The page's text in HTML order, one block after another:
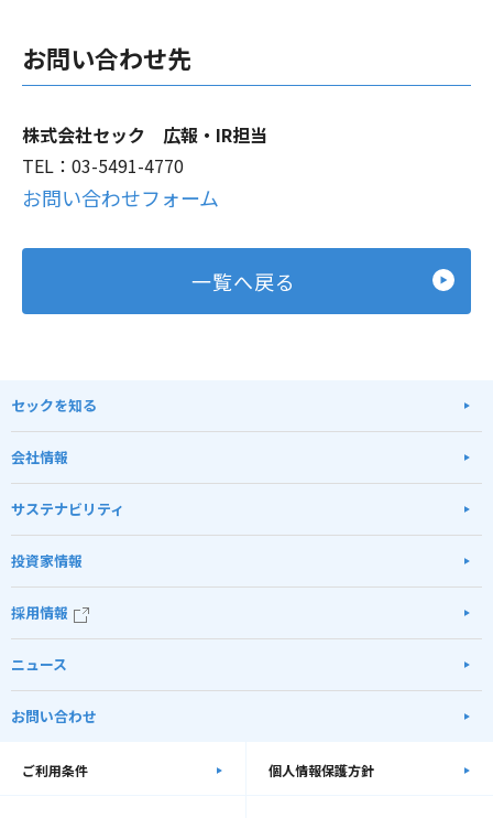
お問い合わせ先
株式会社セック 広報・IR担当
TEL：03-5491-4770
お問い合わせフォーム
一覧へ戻る
セックを知る
会社情報
サステナビリティ
投資家情報
採用情報
ニュース
お問い合わせ
ご利用条件 個人情報保護方針